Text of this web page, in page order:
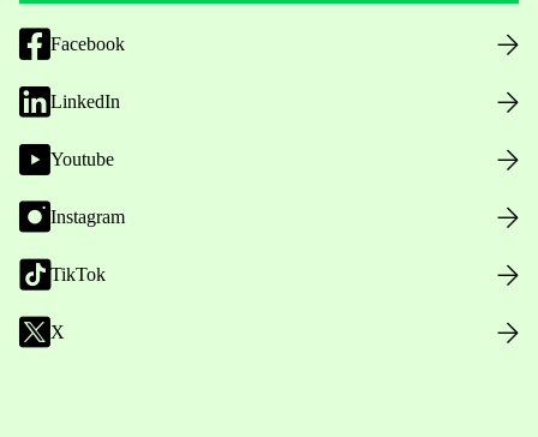
Facebook
LinkedIn
Youtube
Instagram
TikTok
X